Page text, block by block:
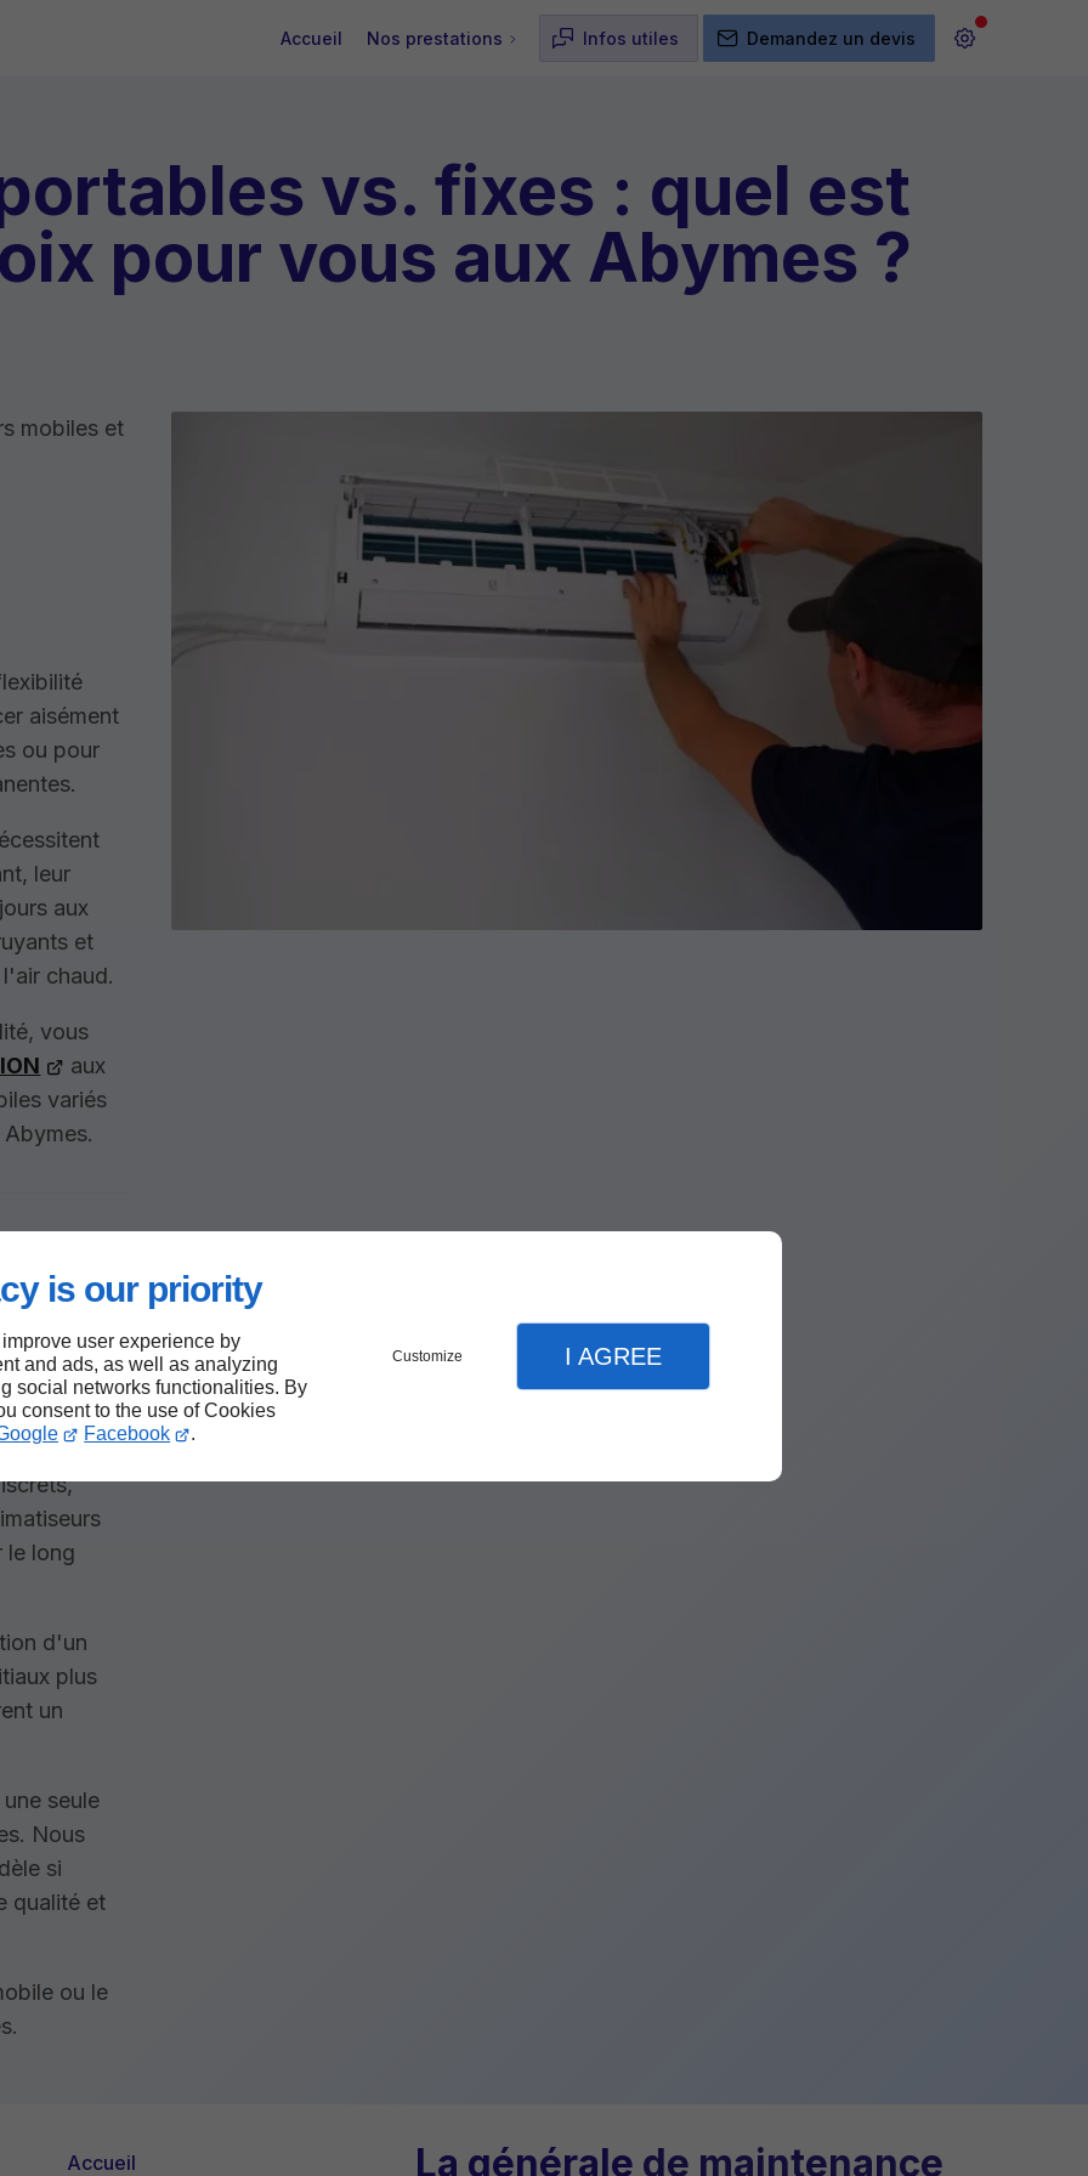
is our priority
user experience by
and ads, as well as analyzing
social networks functionalities. By
consent to the use of Cookies
Facebook .
Customize I AGREE
Accueil Nos prestations Infos utiles Demandez un devis
vs. fixes : quel est
pour vous aux Abymes ?
mobiles et
aisément
ou pour
leur
aux
et
chaud.
vous
aux
variés
les
le long
d'un
plus
un
seule
Nous
si
qualité et
ou le
Accueil La générale de maintenance